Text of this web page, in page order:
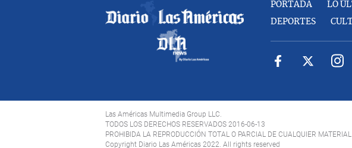
PORTADA LO
DEPORTES
Las Américas Multimedia Group LLC.
TODOS LOS DERECHOS RESERVADOS 2016-06-13
PROHIBIDA LA REPRODUCCIÓN TOTAL O PARCIAL DE CUALQUIER
Copyright Diario Las Américas 2022. All rights reserved